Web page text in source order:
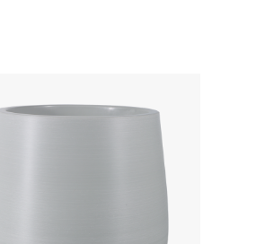
سيقدر المشترين الواعيون
المساحات التجارية: